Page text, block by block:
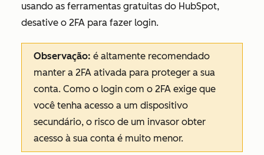
usando as ferramentas gratuitas do HubSpot,
desative o 2FA para fazer login.
Observação: é altamente recomendado
manter a 2FA ativada para proteger a sua
conta. Como o login com o 2FA exige que
você tenha acesso a um dispositivo
secundário, o risco de um invasor obter
acesso à sua conta é muito menor.